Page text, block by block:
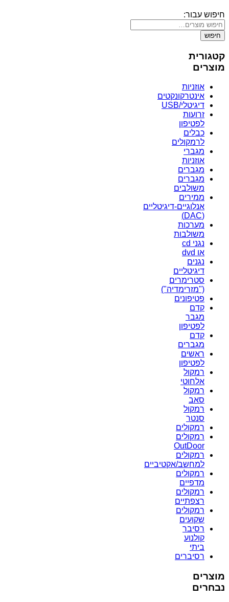
חיפוש עבור:
חיפוש
קטגורית
מוצרים
אוזניות
אינטרקונקטים
דיגיטלי/USB
זרועות
לפטיפון
כבלים
לרמקולים
מגברי
אוזניות
מגברים
מגברים
משולבים
ממירים
אנלוגיים-דיגיטליים
(DAC)
מערכות
משולבות
נגני cd
או dvd
נגנים
דיגיטליים
סטרימרים
("מזרימדיה")
פטיפונים
קדם
מגבר
לפטיפון
קדם
מגברים
ראשים
לפטיפון
רמקול
אלחוטי
רמקול
סאב
רמקול
סנטר
רמקולים
רמקולים
OutDoor
רמקולים
למחשב/אקטיביים
רמקולים
מדפיים
רמקולים
רצפתיים
רמקולים
שקועים
רסיבר
קולנוע
ביתי
רסיברים
מוצרים
נבחרים